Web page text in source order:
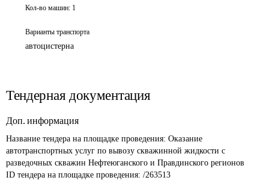
Кол-во машин: 1
Варианты транспорта
автоцистерна
Тендерная документация
Доп. информация
Название тендера на площадке проведения: Оказание
автотранспортных услуг по вывозу скважинной жидкости с
разведочных скважин Нефтеюганского и Правдинского регионов
ID тендера на площадке проведения: /263513